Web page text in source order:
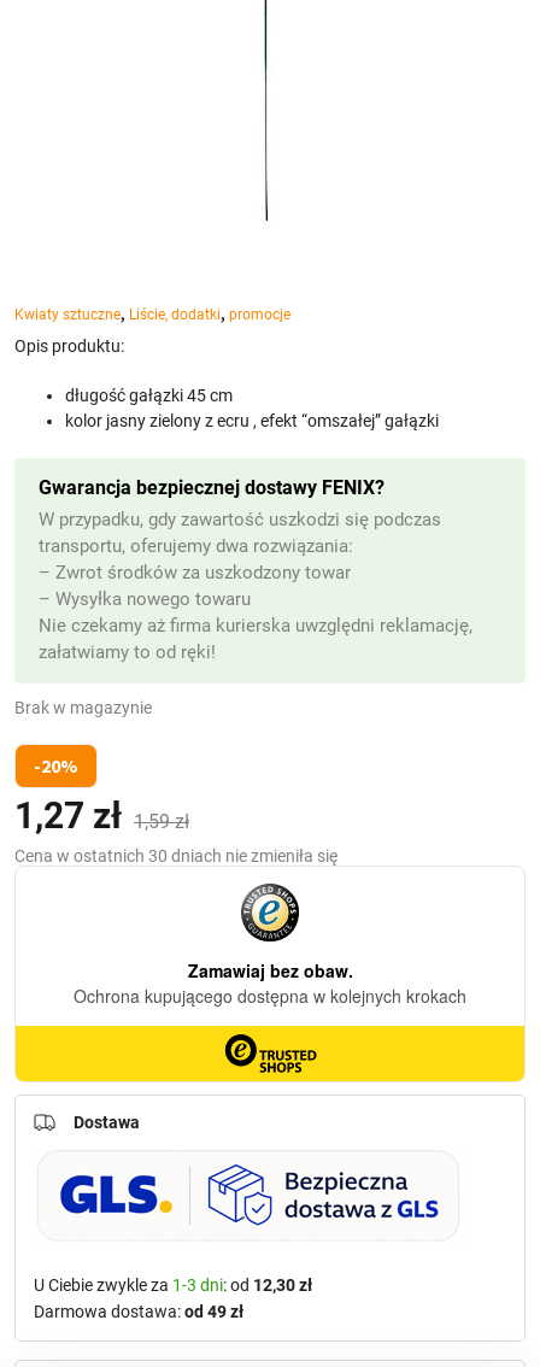
Kwiaty sztuczne, Liście, dodatki, promocje
Pierwotna
cena
1,27 zł
Aktualna
cena
(z VAT)
Cena w ostatnich 30 dniach nie zmieniła się
-20%
Opis produktu:
długość gałązki 45 cm
kolor jasny zielony z ecru , efekt “omszałej” gałązki
Brak w magazynie
Gwarancja bezpiecznej dostawy FENIX?
W przypadku, gdy zawartość uszkodzi się podczas
transportu, oferujemy dwa rozwiązania:
– Zwrot środków za uszkodzony towar
– Wysyłka nowego towaru
Nie czekamy aż firma kurierska uwzględni reklamację,
załatwiamy to od ręki!
Dostawa
U Ciebie zwykle za 1-3 dni: od 12,30 zł
Darmowa dostawa:od 49 zł